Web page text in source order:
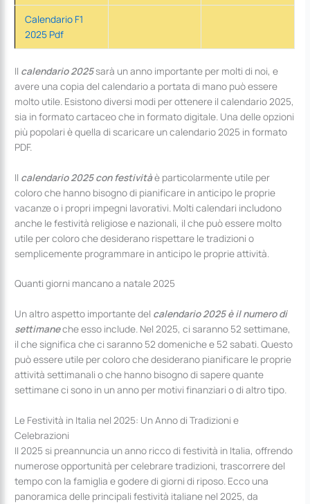
Calendario F1
2025 Pdf
Il calendario 2025sarà un anno importante per molti di noi, e
avere una copia del calendario a portata di mano può essere
molto utile. Esistono diversi modi per ottenere il calendario 2025,
sia in formato cartaceo che in formato digitale. Una delle opzioni
più popolari è quella di scaricare un calendario 2025 in formato
PDF.
Il calendario 2025 con festivitàè particolarmente utile per
coloro che hanno bisogno di pianificare in anticipo le proprie
vacanze o i propri impegni lavorativi. Molti calendari includono
anche le festività religiose e nazionali, il che può essere molto
utile per coloro che desiderano rispettare le tradizioni o
semplicemente programmare in anticipo le proprie attività.
Quanti giorni mancano a natale 2025
Un altro aspetto importante del calendario 2025 è il numero di
settimaneche esso include. Nel 2025, ci saranno 52 settimane,
il che significa che ci saranno 52 domeniche e 52 sabati. Questo
può essere utile per coloro che desiderano pianificare le proprie
attività settimanali o che hanno bisogno di sapere quante
settimane ci sono in un anno per motivi finanziari o di altro tipo.
Le Festività in Italia nel 2025: Un Anno di Tradizioni e
Celebrazioni
Il 2025 si preannuncia un anno ricco di festività in Italia, offrendo
numerose opportunità per celebrare tradizioni, trascorrere del
tempo con la famiglia e godere di giorni di riposo. Ecco una
panoramica delle principali festività italiane nel 2025, da